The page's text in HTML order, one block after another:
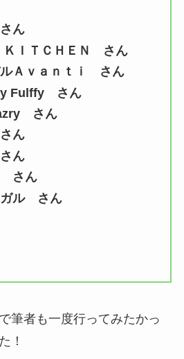
ん
ＫＩＴＣＨＥＮ さん
Ａｖａｎｔｉ さん
Fulffy さん
さん
ん
ん
さん
ガル さん
筆者も一度行ってみたかっ
！